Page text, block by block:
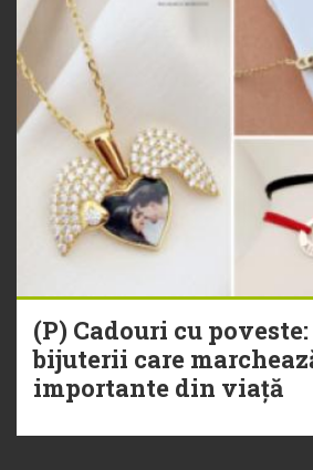
(P) Cadouri cu
bijuterii care
importante din viață